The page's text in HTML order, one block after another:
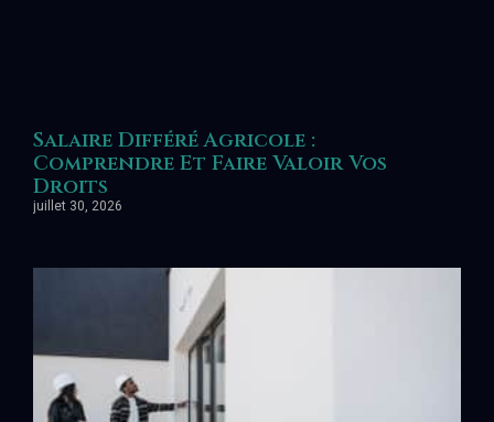
Salaire Différé Agricole :
Comprendre Et Faire Valoir Vos
Droits
juillet 30, 2026